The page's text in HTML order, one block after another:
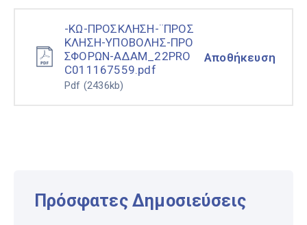
-ΚΩ-ΠΡΟΣΚΛΗΣΗ-¨ΠΡΟΣ
ΚΛΗΣΗ-ΥΠΟΒΟΛΗΣ-ΠΡΟ
ΣΦΟΡΩΝ-ΑΔΑΜ_22PRO
C011167559.pdf
Pdf (2436kb)
Αποθήκευση
Πρόσφατες Δημοσιεύσεις